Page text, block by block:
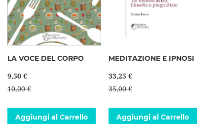
LA VOCE DEL CORPO
9,50 €
10,00 €
Aggiungi al Carrello
MEDITAZIONE E IPNOSI
33,25 €
35,00 €
Aggiungi al Carrello